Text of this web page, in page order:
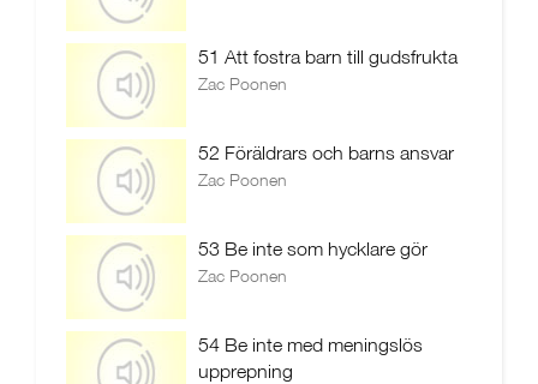
51 Att fostra barn till gudsfrukta
Zac Poonen
52 Föräldrars och barns ansvar
Zac Poonen
53 Be inte som hycklare gör
Zac Poonen
54 Be inte med meningslös
upprepning